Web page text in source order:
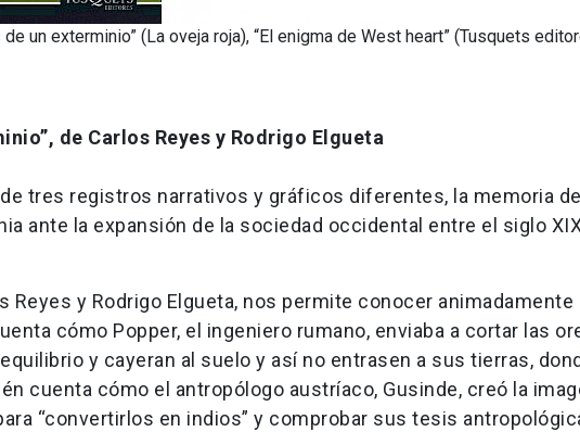
un exterminio” (La oveja roja), “El enigma de West heart” (Tusquets
de Carlos Reyes y Rodrigo Elgueta
tres registros narrativos y gráficos diferentes, la memoria del
ante la expansión de la sociedad occidental entre el siglo
Reyes y Rodrigo Elgueta, nos permite conocer animadamente
cómo Popper, el ingeniero rumano, enviaba a cortar las
y cayeran al suelo y así no entrasen a sus tierras,
cuenta cómo el antropólogo austríaco, Gusinde, creó la
“convertirlos en indios” y comprobar sus tesis